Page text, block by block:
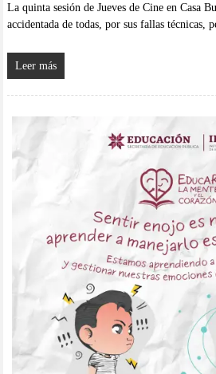
La quinta sesión de Jueves de Cine en Casa
accidentada de todas, por sus fallas técnicas,
Leer más